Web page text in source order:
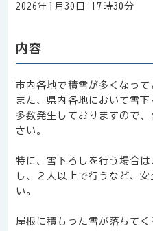
2026年1月30日 17時30分
内容
市内各地で積雪が多くなって
また、県内各地において雪
多数発生しておりますので
さい。
特に、雪下ろしを行う場合
し、２人以上で行うなど、
い。
屋根に積もった雪が落ちて